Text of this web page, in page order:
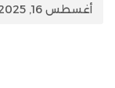
أغسطس 16, 2025